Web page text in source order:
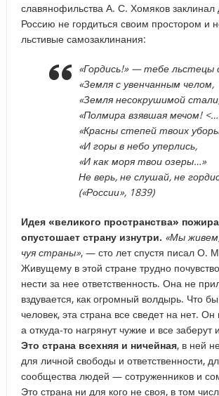
славянофильства А. С. Хомяков заклинал
Россию не гордиться своим простором и
льстивые самозаклинания:
«Гордись!» — тебе льстецы
«Земля с увенчанным челом,
«Земля несокрушимой
«Полмира взявшая мечом!
«Красны степей твоих
«И горы в небо уперлись,
«И как моря твои озеры…»
Не верь, не слушай, не
(«России», 1839)
Идея «великого пространства»
опустошает страну изнутри. «Мы
чуя страны», — сто лет спустя писал О.
Живущему в этой стране трудно
нести за нее ответственность. Она не
вздувается, как огромный волдырь. Что
человек, эта страна все сведет на нет.
а откуда-то нагрянут чужие и все заберут
Это страна всехняя и ничейная, в ней
для личной свободы и ответственности,
сообщества людей — сотруженников и
Это страна ни для кого не своя, в том